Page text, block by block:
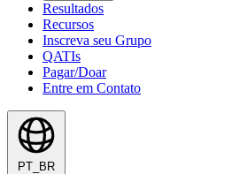
Resultados
Recursos
Inscreva seu Grupo
QATIs
Pagar/Doar
Entre em Contato
PT_BR